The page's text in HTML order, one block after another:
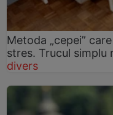
Metoda „cepei”
stres. Trucul simplu
divers